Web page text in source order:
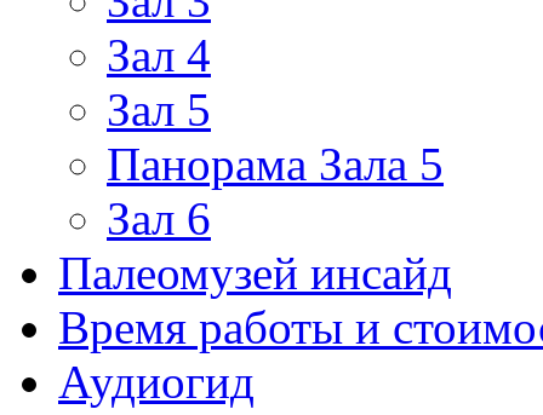
Зал 4
Зал 5
Панорама Зала 5
Зал 6
Палеомузей инсайд
Время работы и
Аудиогид